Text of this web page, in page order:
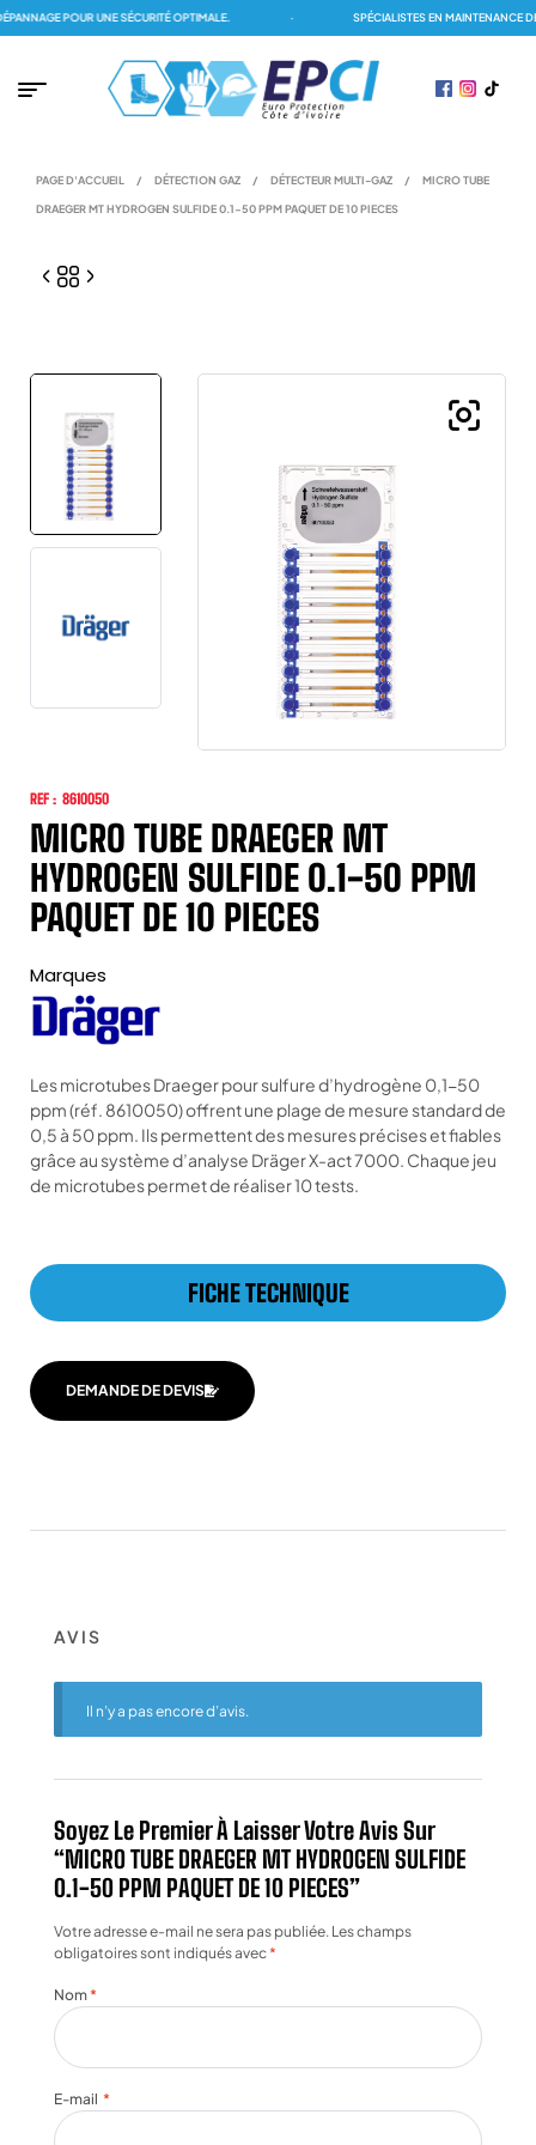
POUR UNE SÉCURITÉ OPTIMALE. SPÉCIALISTES EN MAINTENANCE
PAGE D'ACCUEIL / DÉTECTION GAZ / DÉTECTEUR MULTI-GAZ / MICRO TUBE
DRAEGER MT HYDROGEN SULFIDE 0.1-50 PPM PAQUET DE 10 PIECES
REF : 8610050
MICRO TUBE DRAEGER MT
HYDROGEN SULFIDE 0.1-50 PPM
PAQUET DE 10 PIECES
Marques
Les microtubes Draeger pour sulfure d’hydrogène 0,1-50
ppm (réf. 8610050) offrent une plage de mesure standard de
0,5 à 50 ppm. Ils permettent des mesures précises et fiables
grâce au système d’analyse Dräger X-act 7000. Chaque jeu
de microtubes permet de réaliser 10 tests.
FICHE TECHNIQUE
DEMANDE DE DEVIS
AVIS
Il n’y a pas encore d’avis.
Soyez Le Premier À Laisser Votre Avis Sur
“MICRO TUBE DRAEGER MT HYDROGEN SULFIDE
0.1-50 PPM PAQUET DE 10 PIECES”
Votre adresse e-mail ne sera pas publiée. Les champs
obligatoires sont indiqués avec*
Nom *
E-mail *